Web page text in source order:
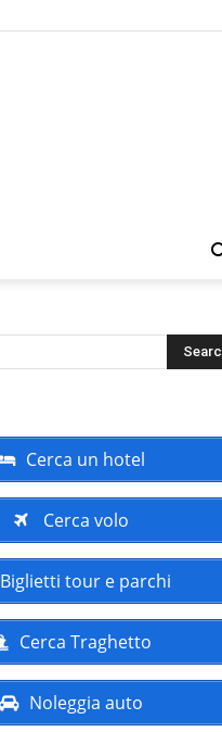
Cerca un hotel
Cerca volo
Biglietti tour e parchi
Cerca Traghetto
Noleggia auto